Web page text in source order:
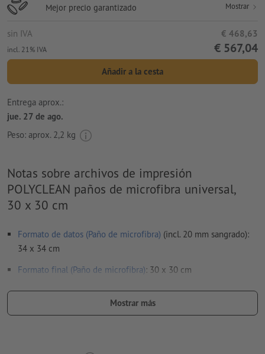
Mejor precio garantizado Mostrar
sin IVA € 468,63
incl. 21% IVA € 567,04
Añadir a la cesta
Entrega aprox.:
jue. 27 de ago.
Peso: aprox. 2,2 kg
Notas sobre archivos de impresión
POLYCLEAN paños de microfibra universal,
30 x 30 cm
Formato de datos (Paño de microfibra) (incl. 20 mm sangrado):
34 x 34 cm
Formato final (Paño de microfibra): 30 x 30 cm
Particularidades al crear datos de impresión:
Ten en cuenta que automáticamente colocaremos en tu
Mostrar más